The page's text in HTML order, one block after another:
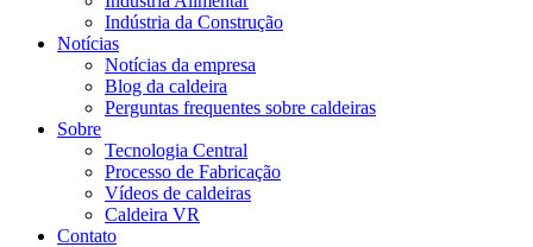
Indústria da Construção
Notícias
Notícias da empresa
Blog da caldeira
Perguntas frequentes sobre caldeiras
Sobre
Tecnologia Central
Processo de Fabricação
Vídeos de caldeiras
Caldeira VR
Contato